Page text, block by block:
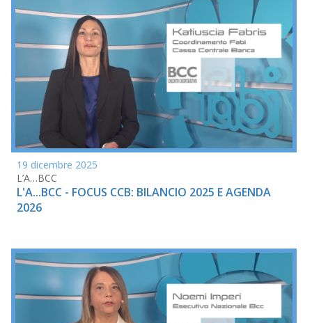
19 dicembre 2025
L’A…BCC
L'A...BCC - FOCUS CCB: BILANCIO 2025 E AGENDA
2026